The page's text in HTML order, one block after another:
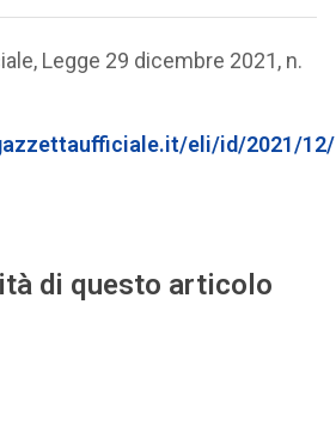
Legge 29 dicembre 2021, n.
eli/id/2021/12/
di questo articolo